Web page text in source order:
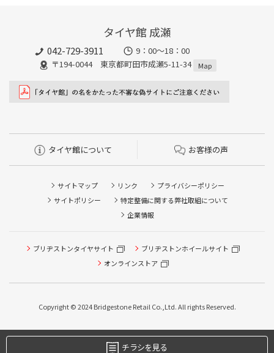
タイヤ館 成瀬
042-729-3911
9：00～18：00
〒194-0044 東京都町田市成瀬5-11-34
Map
タイヤ館について お客様の声
サイトマップ リンク
プライバシーポリシー
サイトポリシー
特定整備に関する弊社取組について
企業情報
ブリヂストンタイヤサイト
ブリヂストンホイールサイト
オンラインストア
Copyright © 2024 Bridgestone Retail Co.,Ltd. All rights Reserved.
チラシを見る